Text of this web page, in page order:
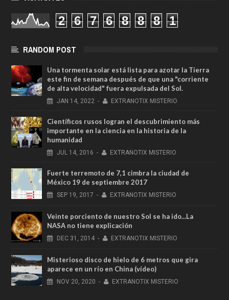
2 6 7 6 8 8 8 1
RANDOM POST
Una tormenta solar está lista para azotar la Tierra
este fin de semana después de que una "corriente
de alta velocidad" fuera expulsada del Sol.
JAN 14, 2022 - EXTRANOTIX MISTERIO
Científicos rusos logran el descubrimiento más
importante en la ciencia en la historia de la
humanidad
JUL 14, 2016 - EXTRANOTIX MISTERIO
Fuerte terremoto de 7,1 cimbra la ciudad de
México 19 de septiembre 2017
SEP 19, 2017 - EXTRANOTIX MISTERIO
Veinte porciento de nuestro Sol se ha ido...La
NASA no tiene explicación
DEC 31, 2014 - EXTRANOTIX MISTERIO
Misterioso disco de hielo de 6 metros que gira
aparece en un río en China (vídeo)
NOV 20, 2020 - EXTRANOTIX MISTERIO